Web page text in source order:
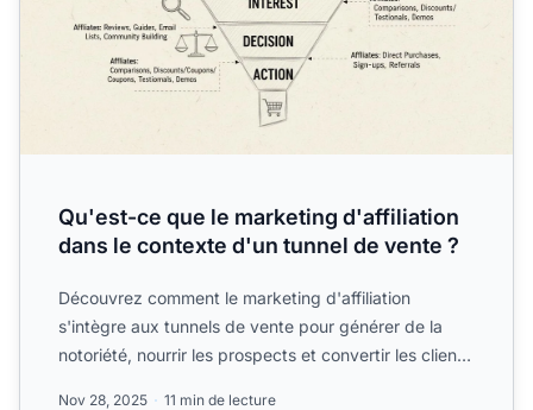
Qu'est-ce que le marketing d'affiliation
dans le contexte d'un tunnel de vente ?
Découvrez comment le marketing d'affiliation
s'intègre aux tunnels de vente pour générer de la
notoriété, nourrir les prospects et convertir les clients
Nov 28, 2025 11 min de lecture